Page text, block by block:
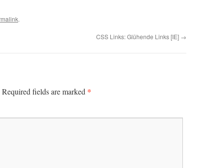
.
CSS Links: Glühende Links [IE] →
Required fields are marked *